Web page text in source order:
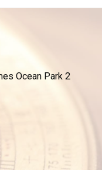
Ocean Park 2